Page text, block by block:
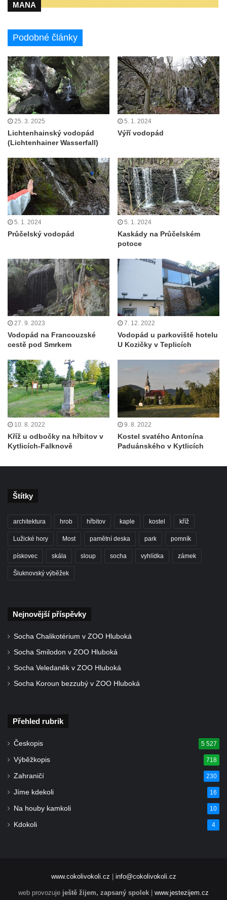
MANA
Podobné články
25. 3. 2025
Lichtenhainský vodopád
(Lichtenhainer Wasserfall)
5. 1. 2024
Výří vodopád
5. 1. 2024
Průčelský vodopád
5. 1. 2024
Kaskády na Průčelském
potoce
27. 9. 2023
Vodopád na Francouzské
cestě pod Smrkem
7. 12. 2022
Vodopád u parkoviště hotelu
U Kozičky v Teplicích
10. 8. 2022
Kříž u odbočky na hřbitov v
Kytlicích-Falknově
9. 8. 2022
Kostel svatého Antonína
Paduánského v Kytlicích
Štítky
architektura hrob hřbitov kaple kostel kříž
Lužické hory Most pamětní deska park pomník
pískovec skála sloup socha vyhlídka zámek
Šluknovský výběžek
Nejnovější příspěvky
Socha Chalikotérium v ZOO Hluboká
Socha Smilodon v ZOO Hluboká
Socha Veledaněk v ZOO Hluboká
Socha Koroun bezzubý v ZOO Hluboká
Přehled rubrik
Českopis 5 527
Výběžkopis 718
Zahraničí 230
Jíme kdekoli 16
Na houby kamkoli 10
Kdokoli 4
www.cokolivokoli.cz info@cokolivokoli.cz
web provozuje ještě žijem, zapsaný spolek www.jestezijem.cz